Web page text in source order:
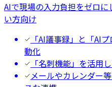
AIで現場の入力負担をゼロ
い方向け
「AI議事録」と「AI
動化
「名刺機能」を活用
メールやカレンダー